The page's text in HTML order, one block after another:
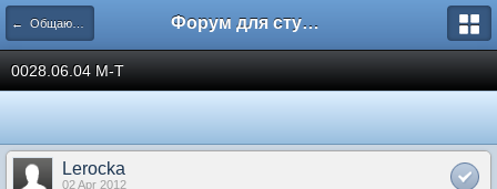
← Общаются менеджеры Форум для студента СГА
0028.06.04 М-Т
Lerocka
02 Apr 2012